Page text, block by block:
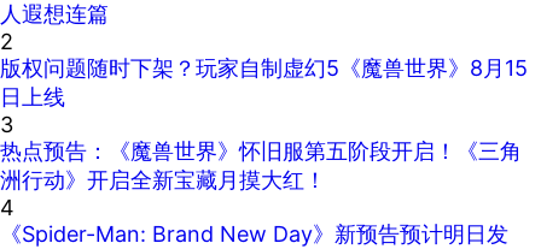
人遐想连篇
2
版权问题随时下架？玩家自制虚幻5《魔兽世界》8月15
日上线
3
热点预告：《魔兽世界》怀旧服第五阶段开启！《三角
洲行动》开启全新宝藏月摸大红！
4
《Spider-Man: Brand New Day》新预告预计明日发